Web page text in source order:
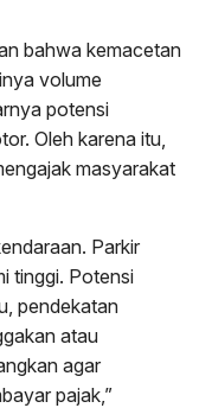
bahwa kemacetan
volume
potensi
Oleh karena itu,
masyarakat
Parkir
tinggi. Potensi
pendekatan
atau
agar
pajak,”